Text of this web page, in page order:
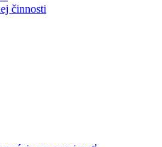
činnosti